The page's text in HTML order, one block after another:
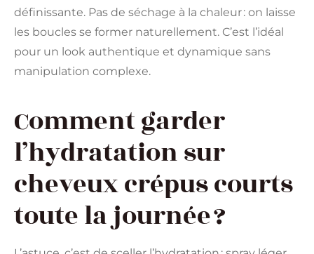
définissante. Pas de séchage à la chaleur : on laisse
les boucles se former naturellement. C’est l’idéal
pour un look authentique et dynamique sans
manipulation complexe.
Comment garder
l’hydratation sur
cheveux crépus courts
toute la journée ?